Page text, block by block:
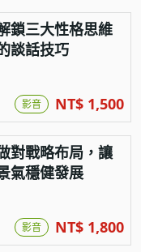
鎖三大性格思維
談話技巧
影音 NT$ 1,500
對戰略布局，讓
氣穩健發展
影音 NT$ 1,800